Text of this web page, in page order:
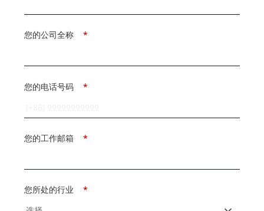
*
您的公司全称
*
您的电话号码
*
您的工作邮箱
*
您所处的行业